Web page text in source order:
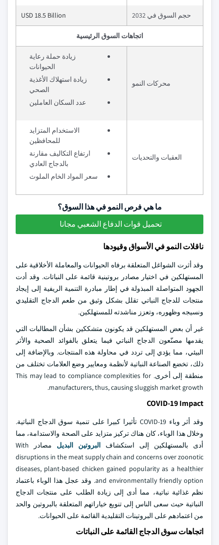
حجم السوق في 2032 USD 18.5 Billion
اتجاهات السوق الرئيسية
محركات النمو
زيادة حملة رعاية
الحيوانات
زيادة استهلاك الأغذية
الصحي
عدد السكان العاملين
العقبات والتحديات
الاستخدام المتزايد
للمحافظين
ارتفاع التكاليف مقارنة
بالدجاج العادي
سعر المواد الخام الملوث
ما هي فرص النمو في هذا السوق؟
تحميل قوات الدفاع الشعبي مجانا
ناقلات النمو في الأسواق وقيودها
وقد أثرت الشواغل المتعلقة برفاه الحيوانات والمعاملة الأخلاقية على
المستهلكين في اختيار مصادر بروتينية قائمة على النباتات. وقد أدت
الجهود المتواصلة المبذولة في إطار مبادرة التنمية الريفية إلى إيجاد
منتجات للدجاج النباتي تقلل بشكل وثيق من طعم الدجاج التقليدي
ونسيجه وظهوره، وتعزز مناشدته للمستهلكين.
غير أن بعض المستهلكين قد يكونون متشككين بشأن المطالبات التي
يقدمها مصنّعون الدجاج النباتي فيما يتعلق بالفوائد الصحية والأثر
البيئي، مما يؤدي إلى تردد في محاولة هذه المنتجات. وبالإضافة إلى
ذلك، تخضع الصناعة النباتية لأنظمة ومعايير وضع العلامات تختلف من
منطقة إلى أخرى. This may lead to compliance complexities for
manufacturers, thus, causing sluggish market growth.
COVID-19 Impact
وقد أثر وباء COVID-19 تأثيرا كبيرا على تنمية سوق الدجاج النباتية.
وخلال هذا الوباء، كان هناك تركيز متزايد على الصحة والاستدامة، مما
أدى بالمستهلكين إلى استكشاف البروتين البديل
مصادر With
disruptions in the meat supply chain and concerns over zoonotic
diseases, plant-based chicken gained popularity as a healthier
and environmentally friendly option. وقد عجل هذا الوباء باعتماد
نظم غذائية نباتية، مما أدى إلى زيادة الطلب على منتجات الدجاج
النباتية حيث سعى الناس إلى تنويع خياراتهم المتعلقة بالبروتين والحد
من اعتمادهم على البروتينات التقليدية القائمة على الحيوانات.
اتجاهات سوق الدجاج القائمة على النباتات